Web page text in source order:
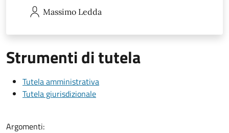
Massimo Ledda
Strumenti di tutela
Tutela amministrativa
Tutela giurisdizionale
Argomenti: